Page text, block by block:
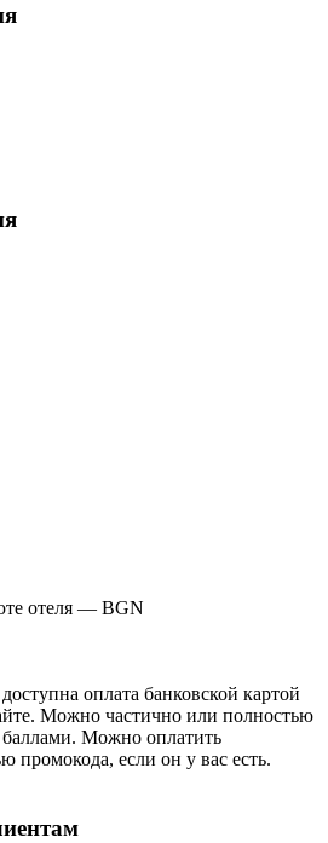
отеля — BGN
оплата банковской картой
Можно частично или полностью
Можно оплатить
промокода, если он у вас есть.